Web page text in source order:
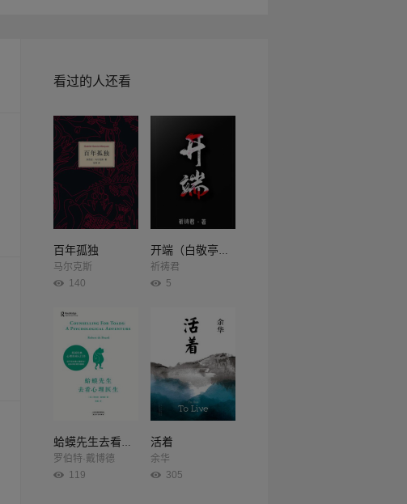
看过的人还看
百年孤独
马尔克斯
140
蛤蟆先生去看心理医生
罗伯特·戴博德
119
开端（白敬亭、赵今麦主演同名影视剧原著）
祈祷君
5
活着
余华
305